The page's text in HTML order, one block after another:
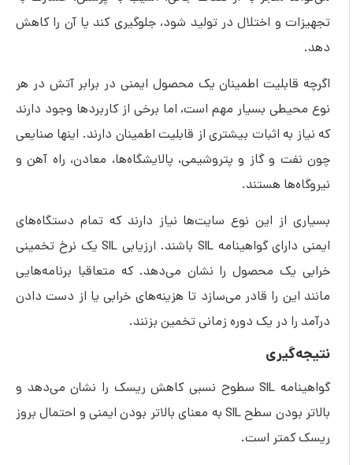
تجهیزات و اختلال در تولید شود، جلوگیری کند یا آن را کاهش
دهد.
اگرچه قابلیت اطمینان یک محصول ایمنی در برابر آتش در هر
نوع محیطی بسیار مهم است، اما برخی از کاربردها وجود دارند
که نیاز به اثبات بیشتری از قابلیت اطمینان دارند. اینها صنایعی
چون نفت و گاز و پتروشیمی، پالایشگاه‌ها، معادن، راه آهن و
نیروگاه‌ها هستند.
بسیاری از این نوع سایت‌ها نیاز دارند که تمام دستگاه‌های
ایمنی دارای گواهینامه SIL باشند. ارزیابی SIL یک نرخ تخمینی
خرابی یک محصول را نشان می‌دهد. که متعاقبا برنامه‌هایی
مانند این را قادر می‌سازد تا هزینه‌های خرابی یا از دست دادن
درآمد را در یک دوره زمانی تخمین بزنند.
نتیجه‌گیری
گواهینامه SIL سطوح نسبی کاهش ریسک را نشان می‌دهد و
بالاتر بودن سطح SIL به معنای بالاتر بودن ایمنی و احتمال بروز
ریسک کمتر است.